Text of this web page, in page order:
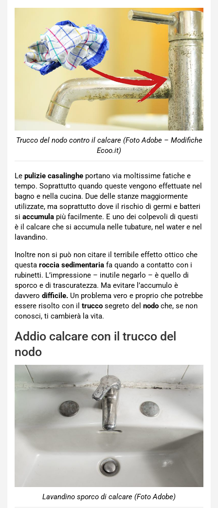
Trucco del nodo contro il calcare (Foto Adobe – Modifiche
Ecoo.it)
Le pulizie casalinghe portano via moltissime fatiche e
tempo. Soprattutto quando queste vengono effettuate nel
bagno e nella cucina. Due delle stanze maggiormente
utilizzate, ma soprattutto dove il rischio di germi e batteri
si accumula più facilmente. E uno dei colpevoli di questi
è il calcare che si accumula nelle tubature, nel water e nel
lavandino.
Inoltre non si può non citare il terribile effetto ottico che
questa roccia sedimentaria fa quando a contatto con i
rubinetti. L’impressione – inutile negarlo – è quello di
sporco e di trascuratezza. Ma evitare l’accumulo è
davvero difficile. Un problema vero e proprio che potrebbe
essere risolto con il trucco segreto del nodo che, se non
conosci, ti cambierà la vita.
Addio calcare con il trucco del
nodo
Lavandino sporco di calcare (Foto Adobe)